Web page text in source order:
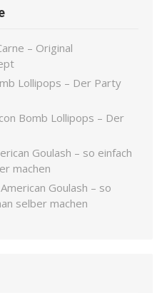
– Original
Lollipops – Der Party
Bomb Lollipops – Der
Goulash – so einfach
machen
Goulash – so
selber machen